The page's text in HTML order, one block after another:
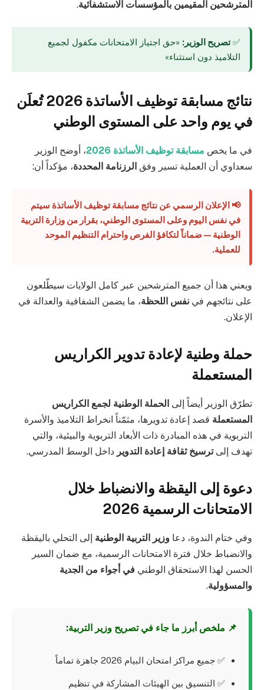
المترشحين المقيمين بالمؤسسات الاستشفائية.
✅تصريح الوزير: «حق اجتياز الامتحانات مكفول لجميع
التلاميذ دون استثناء»
نتائج مسابقة توظيف الأساتذة 2026 تُعلَن
في يوم واحد على المستوى الوطني
في ما يخص مسابقة توظيف الأساتذة 2026
، أوضح الوزير
سعداوي أن العملية تسير وفق الرزنامة المحددة، مؤكداً أن:
📢 الإعلان الرسمي عن نتائج مسابقة توظيف الأساتذة سيتم
في نفس اليوم وعلى المستوى الوطني، بقرار من وزارة التربية
الوطنية — ضماناً لتكافؤ الفرص واحترام التنظيم الموحد
للعملية.
ويعني هذا أن جميع المترشحين عبر كامل الولايات سيطّلعون
على نتائجهم في نفس اللحظة، ما يضمن الشفافية والعدالة في
الإعلان.
حملة وطنية لإعادة تدوير الكراريس
المستعملة
تطرّق الوزير أيضاً إلى الحملة الوطنية لجمع الكراريس
المستعملة قصد إعادة تدويرها، مثمّناً انخراط التلاميذ والأسرة
التربوية في هذه المبادرة ذات الأبعاد التربوية والبيئية، والتي
تهدف إلىترسيخ ثقافة إعادة التدوير داخل الوسط المدرسي.
دعوة إلى اليقظة والانضباط خلال
الامتحانات الرسمية 2026
وفي ختام الندوة، دعا وزير التربية الوطنية إلى التحلي باليقظة
والانضباط خلال فترة الامتحانات الرسمية، مع ضمان السير
الحسن لهذا الاستحقاق الوطني في أجواء من الجدية
والمسؤولية.
📌 ملخص أبرز ما جاء في تصريح وزير التربية:
✅ جميع مراكز امتحان البيام 2026 جاهزة تماماً
✅ التنسيق بين الهيئات المشاركة في تنظيم